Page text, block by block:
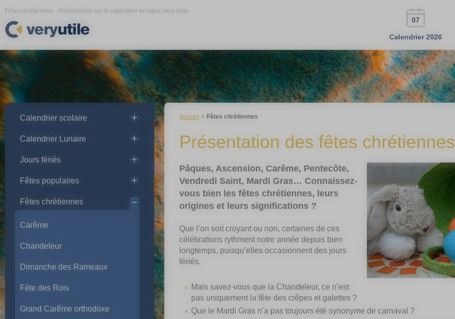
Fêtes chrétiennes - Présentation sur le calendrier en ligne Very Utile
07
Calendrier 2026
Accueil Fêtes chrétiennes
Présentation des fêtes chrétiennes
Pâques, Ascension, Carême, Pentecôte,
Vendredi Saint, Mardi Gras… Connaissez-
vous bien les fêtes chrétiennes, leurs
origines et leurs significations ?
Que l’on soit croyant ou non, certaines de ces
célébrations rythment notre année depuis bien
longtemps, puisqu’elles occasionnent des jours
fériés.
Mais savez-vous que la Chandeleur, ce n’est
pas uniquement la fête des crêpes et galettes ?
Que le Mardi Gras n’a pas toujours été synonyme de carnaval ?
Calendrier scolaire
Calendrier Lunaire
Jours fériés
Fêtes populaires
Fêtes chrétiennes
Carême
Chandeleur
Dimanche des Rameaux
Fête des Rois
Grand Carême orthodoxe